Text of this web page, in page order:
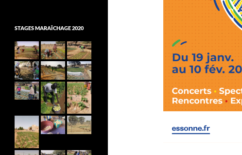
STAGES MARAÎCHAGE 2020